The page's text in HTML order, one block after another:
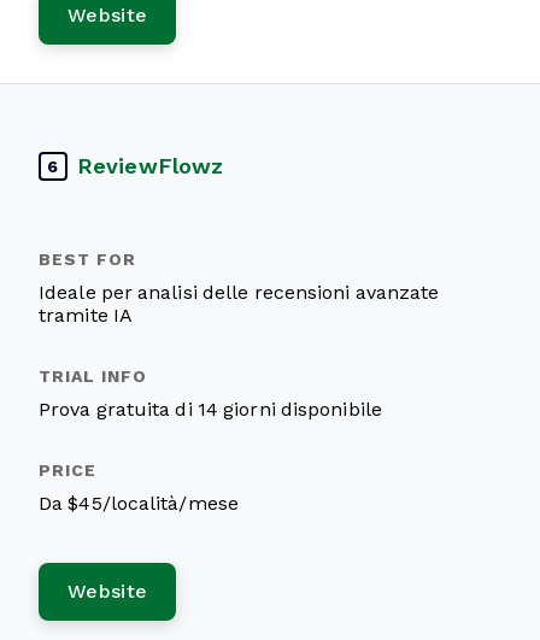
Website
6 ReviewFlowz
Ideale per analisi delle recensioni avanzate
tramite IA
Prova gratuita di 14 giorni disponibile
Da $45/località/mese
Website